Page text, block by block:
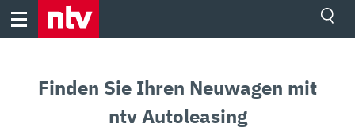
Skip
Finden Sie Ihren Neuwagen mit
ntv Autoleasing